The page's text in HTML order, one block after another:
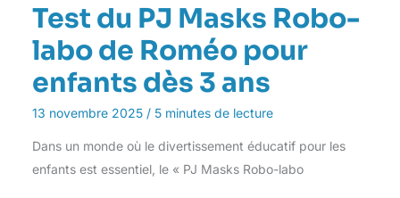
Test du PJ Masks Robo-
labo de Roméo pour
enfants dès 3 ans
13 novembre 2025 / 5 minutes de lecture
Dans un monde où le divertissement éducatif pour les
enfants est essentiel, le « PJ Masks Robo-labo